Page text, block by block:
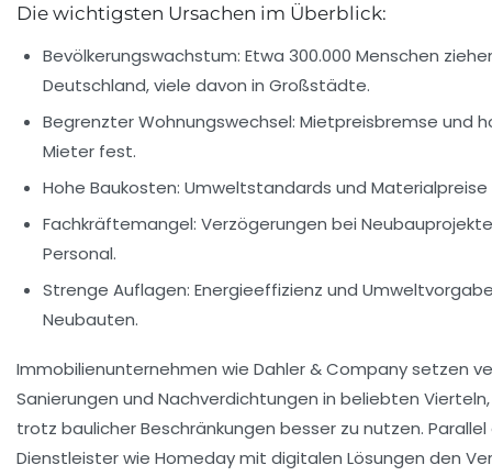
Die wichtigsten Ursachen im Überblick:
Bevölkerungswachstum: Etwa 300.000 Menschen
Deutschland, viele davon in Großstädte.
Begrenzter Wohnungswechsel: Mietpreisbremse und
Mieter fest.
Hohe Baukosten: Umweltstandards und
Fachkräftemangel: Verzögerungen bei
Personal.
Strenge Auflagen: Energieeffizienz und
Neubauten.
Immobilienunternehmen wie Dahler & Company setzen
Sanierungen und Nachverdichtungen in beliebten
trotz baulicher Beschränkungen besser zu nutzen.
Dienstleister wie Homeday mit digitalen Lösungen den